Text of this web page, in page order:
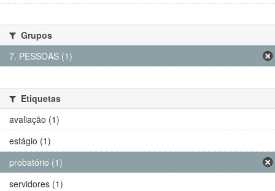
Grupos
7. PESSOAS (1)
Etiquetas
avaliação (1)
estágio (1)
probatório (1)
servidores (1)